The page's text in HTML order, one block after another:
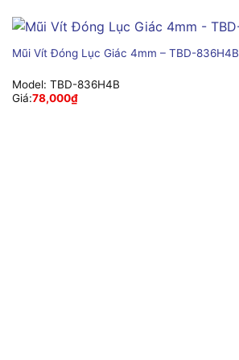
Mũi Vít Đóng Lục Giác 4mm – TBD-836H4B
Model: TBD-836H4B
Giá:78,000₫